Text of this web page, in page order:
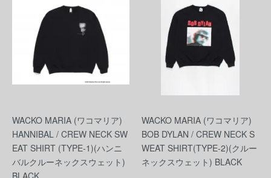
WACKO MARIA (ワコマリア)
HANNIBAL / CREW NECK SW
EAT SHIRT (TYPE-1)(ハンニ
バルクルーネックスウェット)
BLACK
WACKO MARIA (ワコマリア)
BOB DYLAN / CREW NECK S
WEAT SHIRT(TYPE-2)(クルー
ネックスウェット) BLACK